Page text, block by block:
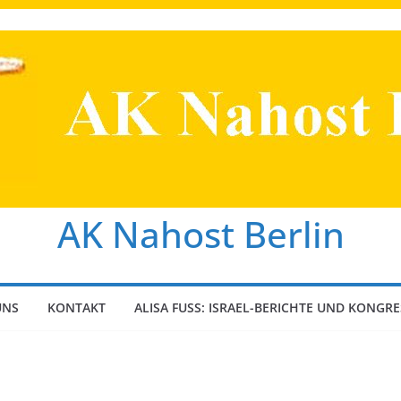
AK Nahost Berlin
KONTAKT ALISA FUSS: ISRAEL-BERICHTE UND